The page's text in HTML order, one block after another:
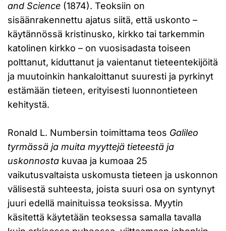
and Science (1874). Teoksiin on
sisäänrakennettu ajatus siitä, että uskonto –
käytännössä kristinusko, kirkko tai tarkemmin
katolinen kirkko – on vuosisadasta toiseen
polttanut, kiduttanut ja vaientanut tieteentekijöitä
ja muutoinkin hankaloittanut suuresti ja pyrkinyt
estämään tieteen, erityisesti luonnontieteen
kehitystä.
Ronald L. Numbersin toimittama teos Galileo
tyrmässä ja muita myyttejä tieteestä ja
uskonnosta kuvaa ja kumoaa 25
vaikutusvaltaista uskomusta tieteen ja uskonnon
välisestä suhteesta, joista suuri osa on syntynyt
juuri edellä mainituissa teoksissa. Myytin
käsitettä käytetään teoksessa samalla tavalla